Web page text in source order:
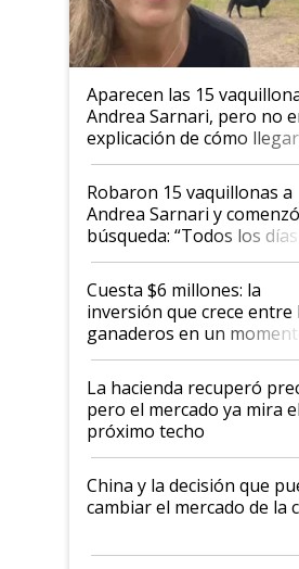
Aparecen las 15
Andrea Sarnari, pero no
explicación de cómo
Robaron 15 vaquillonas a
Andrea Sarnari y
búsqueda: “Todos los días
toca a algún productor”
Cuesta $6 millones: la
inversión que crece entre
ganaderos en un momento
histórico para la actividad
La hacienda recuperó
pero el mercado ya mira el
próximo techo
China y la decisión que
cambiar el mercado de la